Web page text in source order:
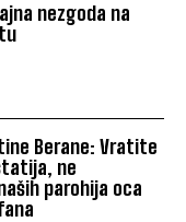
nezgoda na
Berane: Vratite
ne
parohija oca